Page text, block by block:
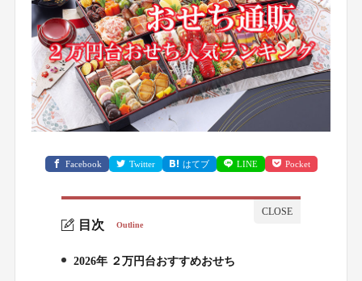
Facebook Twitter はてブ LINE Pocket
目次 Outline
1.
2026年 ２万円台おすすめおせち